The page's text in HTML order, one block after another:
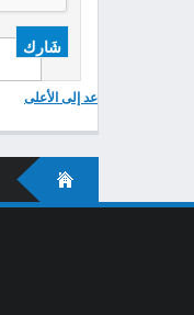
عد إلى الأعلى